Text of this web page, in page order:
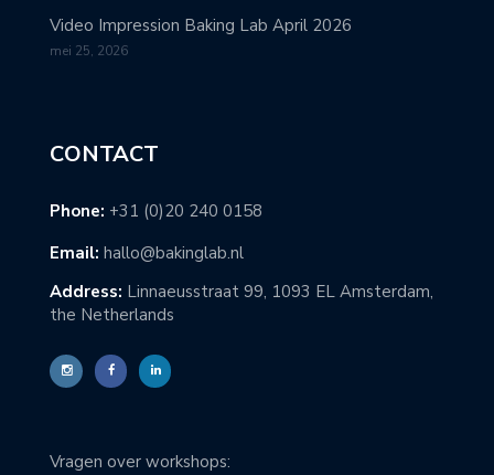
Video Impression Baking Lab April 2026
mei 25, 2026
CONTACT
Phone: +31 (0)20 240 0158
Email: hallo@bakinglab.nl
Address: Linnaeusstraat 99, 1093 EL Amsterdam,
the Netherlands
Vragen over workshops: